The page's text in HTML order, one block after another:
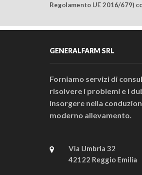
Regolamento UE 2016/679)
GENERALFARM SRL
Forniamo servizi di
risolvere i problemi e i
insorgere nella
moderno allevamento.
Via Umbria 32
42122 Reggio Emilia